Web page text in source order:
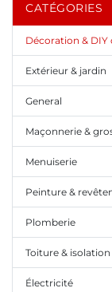
CATÉGORIES
Décoration & DIY
Extérieur & jardin
General
Maçonnerie &
Menuiserie
Peinture &
Plomberie
Toiture & isolation
Électricité